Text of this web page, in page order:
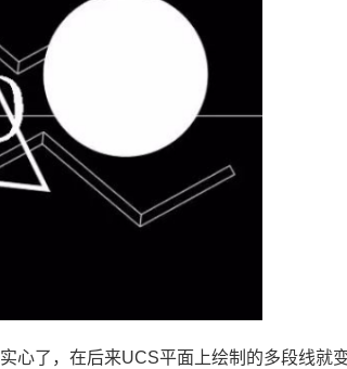
心了，在后来UCS平面上绘制的多段线就